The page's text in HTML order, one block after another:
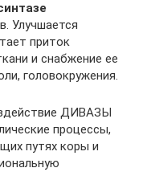
Улучшается
приток
и снабжение ее
головокружения.
ДИВАЗЫ
процессы,
путях коры и